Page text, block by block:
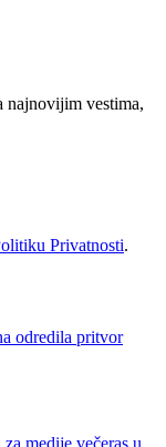
najnovijim vestima,
Privatnosti.
odredila pritvor